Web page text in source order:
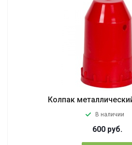
Колпак
В наличии
600 руб.